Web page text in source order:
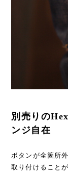
別売りの
ンジ自在
ボタンが全箇所
取り付けることが